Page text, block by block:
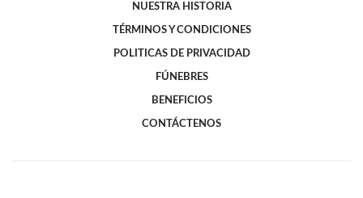
NUESTRA HISTORIA
TÉRMINOS Y CONDICIONES
POLITICAS DE PRIVACIDAD
FÚNEBRES
BENEFICIOS
CONTÁCTENOS